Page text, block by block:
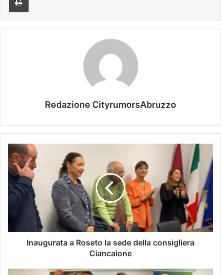
Redazione CityrumorsAbruzzo
Inaugurata a Roseto la sede della consigliera
Ciancaione